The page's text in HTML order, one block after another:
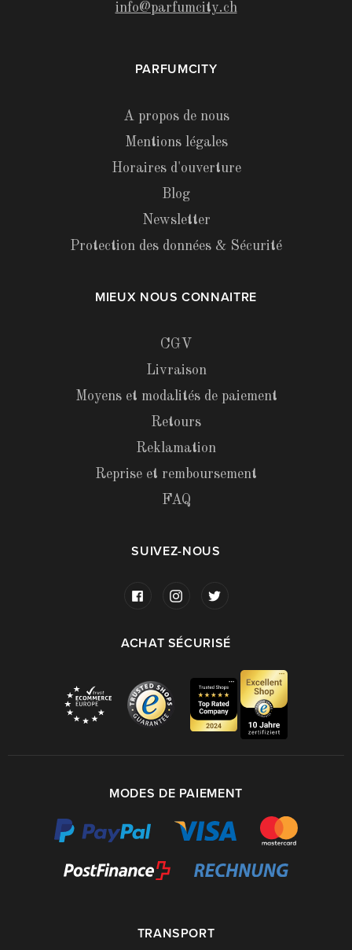
info@parfumcity.ch
PARFUMCITY
A propos de nous
Mentions légales
Horaires d'ouverture
Blog
Newsletter
Protection des données & Sécurité
MIEUX NOUS CONNAITRE
CGV
Livraison
Moyens et modalités de paiement
Retours
Reklamation
Reprise et remboursement
FAQ
SUIVEZ-NOUS
ACHAT SÉCURISÉ
MODES DE PAIEMENT
TRANSPORT